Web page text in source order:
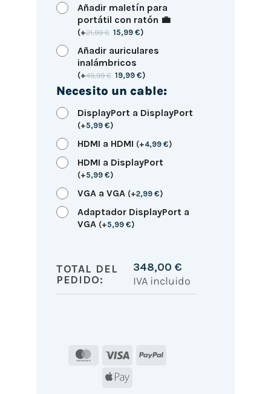
Añadir maletín para
portátil con ratón 💼
(+21,99€ 15,99€)
Añadir auriculares
inalámbricos
(+49,99€ 19,99€)
Necesito un cable:
DisplayPort a DisplayPort
(+5,99 €)
HDMI a HDMI (+4,99 €)
HDMI a DisplayPort
(+5,99 €)
VGA a VGA (+2,99 €)
Adaptador DisplayPort a
VGA (+5,99 €)
TOTAL DEL
PEDIDO:
348,00 €
IVA incluido
MasterCard
Visa
PayPal
Apple